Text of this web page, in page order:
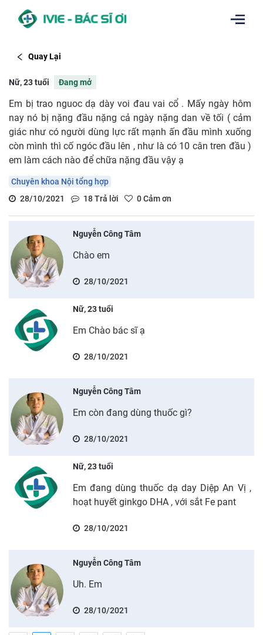
Quay Lại
Nữ, 23 tuổi Đang mở
Em bị trao nguoc dạ dày voi đau vai cổ . Mấy ngày hôm
nay nó bị nặng đầu nặng cả ngày nặng dan về tối ( cảm
giác như có người dùng lực rất mạnh ấn đầu mình xuống
còn mình thì cố ngóc đầu lên , như là có 10 cân tren đầu )
em làm cách nào để chữa nặng đầu vậy ạ
Chuyên khoa Nội tổng hợp
28/10/2021
18Trả lời 0Cảm ơn
Nguyễn Công Tâm
Chào em
28/10/2021
Nữ, 23 tuổi
Em Chào bác sĩ ạ
28/10/2021
Nguyễn Công Tâm
Em còn đang dùng thuốc gì?
28/10/2021
Nữ, 23 tuổi
Em đang dùng thuốc dạ day Diệp An Vị ,
hoạt huyết ginkgo DHA , với sắt Fe pant
28/10/2021
Nguyễn Công Tâm
Uh. Em
28/10/2021